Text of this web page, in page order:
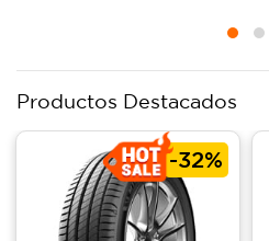
Productos Destacados
-32%